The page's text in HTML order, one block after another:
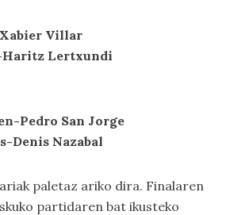
Villar
Haritz Lertxundi
Pedro San Jorge
Denis Nazabal
paletaz ariko dira. Finalaren
partidaren bat ikusteko